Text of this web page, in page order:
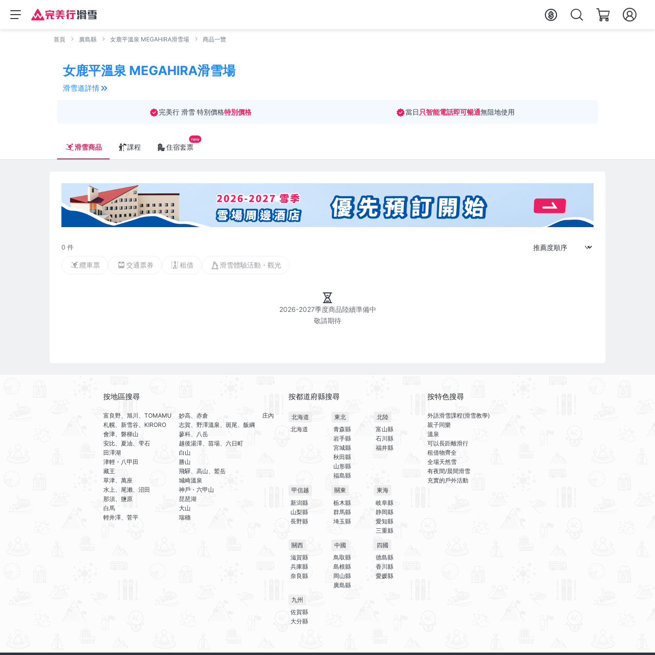
首頁 廣島縣 女鹿平溫泉 MEGAHIRA滑雪場 商品一覽
女鹿平溫泉 MEGAHIRA滑雪場
滑雪道詳情
完美行 滑雪 特別價格特別價格 當日 只智能電話即可暢通無阻地使用
滑雪商品 課程 住宿套票
0 件
纜車票 交通票券 租借 滑雪體驗活動・觀光
2026-2027季度商品陸續準備中
按地區搜尋
富良野、旭川、TOMAMU
札幌、新雪谷、KIRORO
會津、磐梯山
安比、夏油、雫石
田澤湖
津輕・八甲田
藏王
草津、萬座
水上、尾瀨、沼田
那須、鹽原
白馬
輕井澤、菅平
妙高、赤倉
志賀、野澤溫泉、斑尾、飯綱
蓼科、八岳
越後湯澤、苗場、六日町
白山
勝山
飛驒、高山、鷲岳
城崎溫泉
神戶・六甲山
琵琶湖
大山
瑞穗
庄內
按都道府縣搜尋
北海道
北海道
東北
青森縣
岩手縣
宮城縣
秋田縣
山形縣
福島縣
北陸
富山縣
石川縣
福井縣
甲信越
新潟縣
山梨縣
長野縣
關東
栃木縣
群馬縣
埼玉縣
東海
岐阜縣
静岡縣
愛知縣
三重縣
關西
滋賀縣
兵庫縣
奈良縣
中國
鳥取縣
島根縣
岡山縣
廣島縣
四國
德島縣
香川縣
愛媛縣
九州
佐賀縣
大分縣
按特色搜尋
外語滑雪課程(滑雪教學)
親子同樂
溫泉
可以長距離滑行
租借物齊全
全場天然雪
有夜間/晨間滑雪
充實的戶外活動